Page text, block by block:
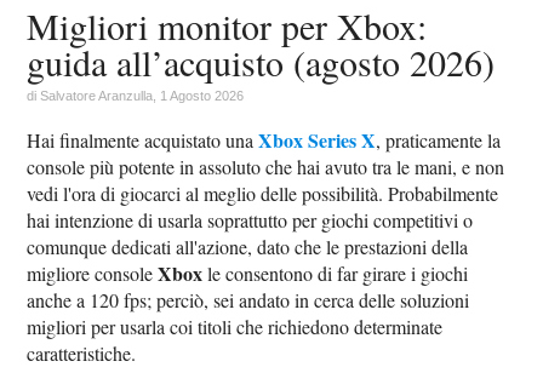
Migliori monitor per Xbox:
guida all’acquisto (agosto 2026)
diSalvatore Aranzulla , 1 Agosto 2026
Hai finalmente acquistato unaXbox Series X, praticamente la
console più potente in assoluto che hai avuto tra le mani, e non
vedi l'ora di giocarci al meglio delle possibilità. Probabilmente
hai intenzione di usarla soprattutto per giochi competitivi o
comunque dedicati all'azione, dato che le prestazioni della
migliore consoleXboxle consentono di far girare i giochi
anche a 120 fps; perciò, sei andato in cerca delle soluzioni
migliori per usarla coi titoli che richiedono determinate
caratteristiche.